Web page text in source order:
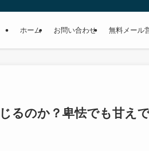
ホーム お問い合わせ 無料メール
るのか？卑怯でも甘え